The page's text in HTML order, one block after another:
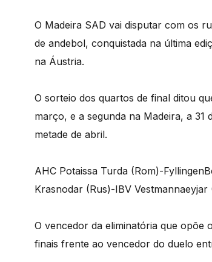
O Madeira SAD vai disputar com os
de andebol, conquistada na última
na Áustria.
O sorteio dos quartos de final ditou
março, e a segunda na Madeira, a 31
metade de abril.
AHC Potaissa Turda (Rom)-
Krasnodar (Rus)-IBV
O vencedor da eliminatória que opõe
finais frente ao vencedor do duelo